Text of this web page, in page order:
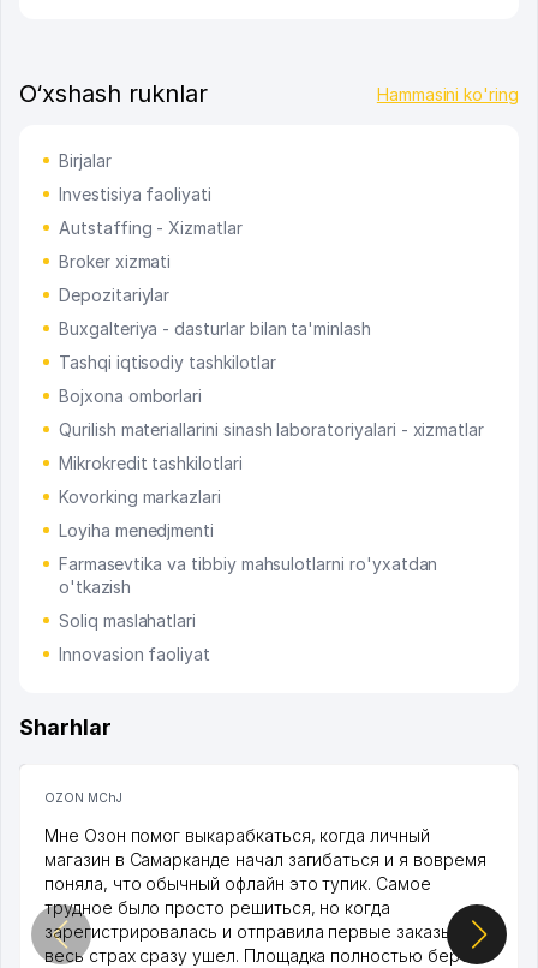
O‘xshash ruknlar Hammasini ko'ring
Birjalar
Investisiya faoliyati
Autstaffing - Xizmatlar
Broker xizmati
Depozitariylar
Buxgalteriya - dasturlar bilan ta'minlash
Tashqi iqtisodiy tashkilotlar
Bojxona omborlari
Qurilish materiallarini sinash laboratoriyalari - xizmatlar
Mikrokredit tashkilotlari
Kovorking markazlari
Loyiha menedjmenti
Farmasevtika va tibbiy mahsulotlarni ro'yxatdan
o'tkazish
Soliq maslahatlari
Innovasion faoliyat
Sharhlar
OZON MChJ
Мне Озон помог выкарабкаться, когда личный
магазин в Самарканде начал загибаться и я вовремя
поняла, что обычный офлайн это тупик. Самое
трудное было просто решиться, но когда
зарегистрировалась и отправила первые заказы,
весь страх сразу ушел. Площадка полностью берет